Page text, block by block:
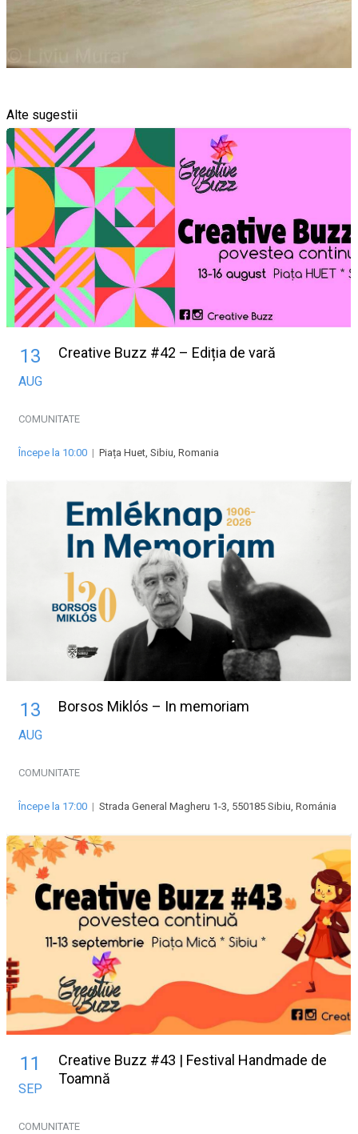
Alte sugestii
13
AUG
Creative Buzz #42 – Ediția de vară
COMUNITATE
Începe la 10:00 | Piața Huet, Sibiu, Romania
13
AUG
Borsos Miklós – In memoriam
COMUNITATE
Începe la 17:00 | Strada General Magheru 1-3, 550185 Sibiu, Románia
11
SEP
Creative Buzz #43 | Festival Handmade de
Toamnă
COMUNITATE